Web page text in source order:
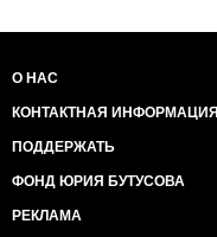
О НАС
КОНТАКТНАЯ ИНФОРМАЦИЯ
ПОДДЕРЖАТЬ
ФОНД ЮРИЯ БУТУСОВА
РЕКЛАМА